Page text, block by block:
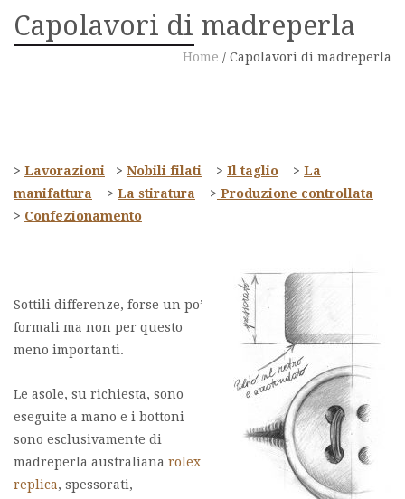
Capolavori di madreperla
Home / Capolavori di madreperla
> Lavorazioni > Nobili filati > Il taglio > La
manifattura > La stiratura > Produzione controllata
> Confezionamento
Sottili differenze, forse un po’
formali ma non per questo
meno importanti.
Le asole, su richiesta, sono
eseguite a mano e i bottoni
sono esclusivamente di
madreperla australiana rolex
replica, spessorati,